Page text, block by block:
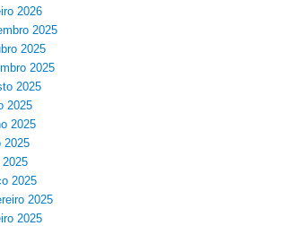
2026
2025
2025
2025
2025
2025
2025
2025
2025
2025
2025